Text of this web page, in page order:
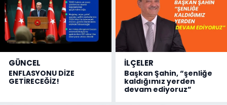
GÜNCEL
ENFLASYONU DİZE
GETİRECEĞİZ!
İLÇELER
Başkan Şahin, “şenliğe
kaldığımız yerden
devam ediyoruz”